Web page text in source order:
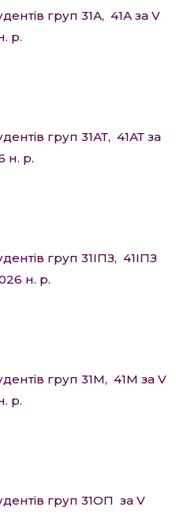
груп 31А, 41А за V
р.
груп 31АТ, 41АТ за
н. р.
груп 31ІПЗ, 41ІПЗ
н. р.
груп 31М, 41М за V
р.
груп 31ОП за V